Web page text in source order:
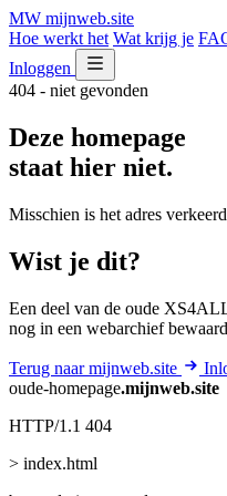
MW mijnweb.site
Hoe werkt het Wat krijg je
Inloggen
404 - niet gevonden
Deze homepage
staat hier niet.
Misschien is het adres
Wist je dit?
Een deel van de oude
nog in een webarchief
Terug naar mijnweb.site
oude-homepage.mijnweb.site
HTTP/1.1 404
> index.html